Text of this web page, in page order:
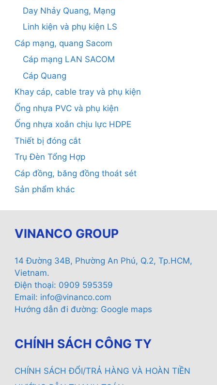
Day Nhảy Quang, Mạng
Linh kiện và phụ kiện LS
Cáp mạng, quang Sacom
Cáp mạng LAN SACOM
Cáp Quang
Khay cáp, cable tray và phụ kiện
Ống nhựa PVC và phụ kiện
Ống nhựa xoắn chịu lực HDPE
Thiết bị đóng cắt
Trụ Đèn Tổng Hợp
Cáp đồng, băng đồng thoát sét
Sản phẩm khác
VINANCO GROUP
14 Đường 34B, Phường An Phú, Q.2, Tp.HCM,
Vietnam.
Điện thoại: 0909 595359
Email: info@vinanco.com
Hướng dẫn đi đường: Google maps
CHÍNH SÁCH CÔNG TY
CHÍNH SÁCH ĐỔI/TRẢ HÀNG VÀ HOÀN TIỀN